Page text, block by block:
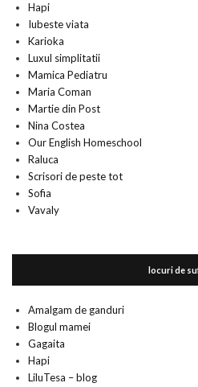
Hapi
Iubeste viata
Karioka
Luxul simplitatii
Mamica Pediatru
Maria Coman
Martie din Post
Nina Costea
Our English Homeschool
Raluca
Scrisori de peste tot
Sofia
Vavaly
locuri de
Amalgam de ganduri
Blogul mamei
Gagaita
Hapi
LiluTesa – blog